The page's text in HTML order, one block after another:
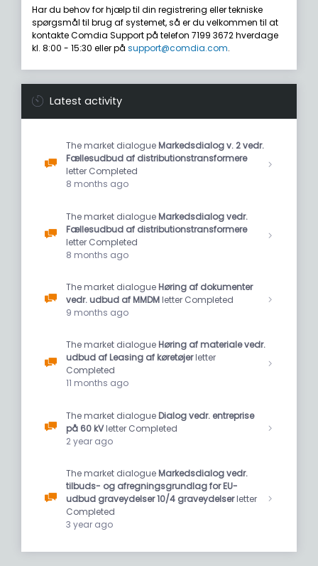
Har du behov for hjælp til din registrering eller tekniske
spørgsmål til brug af systemet, så er du velkommen til at
kontakte Comdia Support på telefon 7199 3672 hverdage
kl. 8:00 - 15:30 eller på support@comdia.com.
Latest activity
The market dialogueMarkedsdialog v. 2 vedr.
Fællesudbud af distributionstransformere
letter Completed
8 months ago
The market dialogueMarkedsdialog vedr.
Fællesudbud af distributionstransformere
letter Completed
8 months ago
The market dialogueHøring af dokumenter
vedr. udbud af MMDMletter Completed
9 months ago
The market dialogueHøring af materiale vedr.
udbud af Leasing af køretøjerletter
Completed
11 months ago
The market dialogueDialog vedr. entreprise
på 60 kVletter Completed
2 year ago
The market dialogueMarkedsdialog vedr.
tilbuds- og afregningsgrundlag for EU-
udbud graveydelser 10/4 graveydelserletter
Completed
3 year ago